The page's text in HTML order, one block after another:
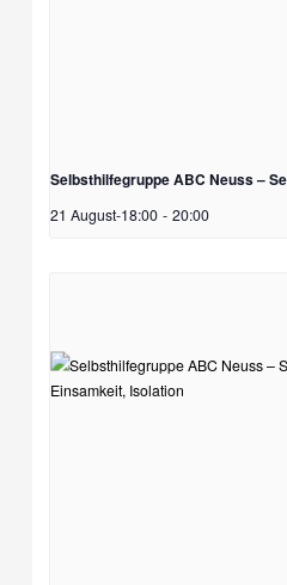
Selbsthilfegruppe ABC Neuss –
21 August-18:00 - 20:00